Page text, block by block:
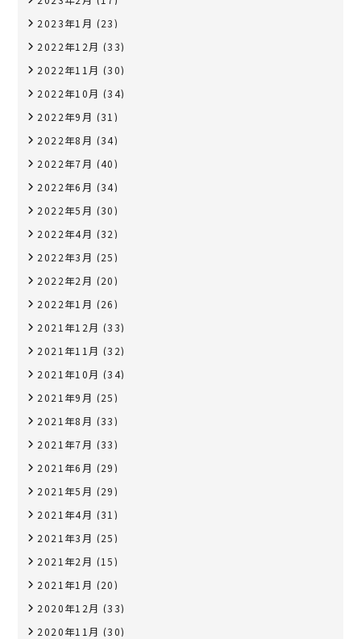
2023年1月 (23)
2022年12月 (33)
2022年11月 (30)
2022年10月 (34)
2022年9月 (31)
2022年8月 (34)
2022年7月 (40)
2022年6月 (34)
2022年5月 (30)
2022年4月 (32)
2022年3月 (25)
2022年2月 (20)
2022年1月 (26)
2021年12月 (33)
2021年11月 (32)
2021年10月 (34)
2021年9月 (25)
2021年8月 (33)
2021年7月 (33)
2021年6月 (29)
2021年5月 (29)
2021年4月 (31)
2021年3月 (25)
2021年2月 (15)
2021年1月 (20)
2020年12月 (33)
2020年11月 (30)